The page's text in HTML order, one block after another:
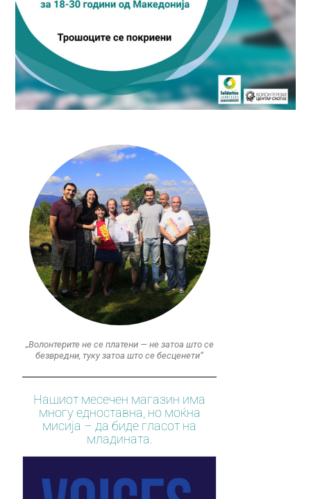
„Волонтерите не се платени — не затоа што се
безвредни, туку затоа што се бесценети“
Нашиот месечен магазин има
многу едноставна, но моќна
мисија – да биде гласот на
младината.